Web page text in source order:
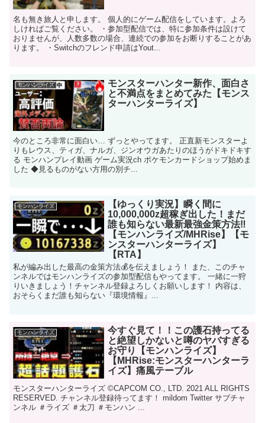
名も無き旅人と申します。 個人的にゲーム配信をしています。よろ
しければご覧ください。 ・参加型配信では、特に参加条件は設けて
おりませんが、人数多数の場合、連続での参加をお断りすることがあ
ります。 ・Switchのフレンド申請はYout...
モンハンライズ
モンスターハンター新作、面白さ
と不満点をまとめてみた【モンス
ターハンターライズ】
今のところ非常に面白い… ずっとやってます。 正直新モンスターよ
りもレウス、ティガ、ナルガ、ジンオウガあたりのほうがドキドキす
る モンハンプレイ動画 ゲーム実況ch ポケモンカードショップ始めま
した ◆見るものがない方用の別チ...
モンハンライズ
【ゆっくり実況】瞬く間に
10,000,000z超稼ぎ出した！まだ
誰も知らない最新最強金策方法‼
【モンハンライズ/MHRise】【モ
ンスターハンターライズ】
【RTA】
私が編み出した最高の金策方法💰を伝えましょう！ また、このチャ
ンネルではモンハンライズの参加型配信もやってます。 一緒に一狩
りいきましょう！チャンネル登録よろしくお願いします！ 内容は、
おそらくまだ誰も知らない『環境情報』...
モンハンライズ
今すぐ見て！！この護石持ってる
と絶望しかないと噂のヤバすぎる
お守り【モンハンライズ】
【MHRise:モンスターハンターラ
イズ】痛風テーブル
モンスターハンターライズ ©CAPCOM CO., LTD. 2021 ALL RIGHTS
RESERVED. チャンネル登録待ってます！ mildom Twitter サブチャ
ンネル ＃ライズ ＃太刀 ＃モンハン ...